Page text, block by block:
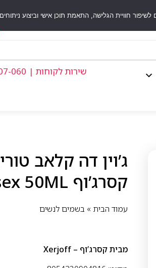
שירות לקוחות | 1-700-507-060
קסרג’וף Xerjoff – Torino 24 EDP Unisex 50ML
עמוד הבית » בשמים לנשים
מביתקסרג’וף – Xerjoff